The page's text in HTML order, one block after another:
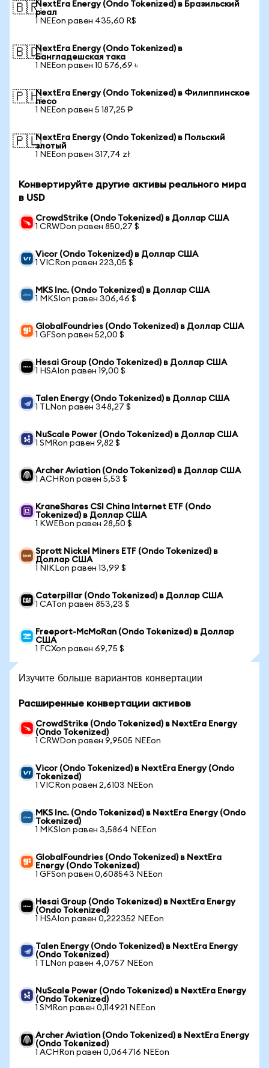
🇧🇷NextEra Energy (Ondo Tokenized) в Бразильский
реал
1 NEEon равен 435,60 R$
🇧🇩NextEra Energy (Ondo Tokenized) в
Бангладешская така
1 NEEon равен 10 576,69 ৳
🇵🇭NextEra Energy (Ondo Tokenized) в Филиппинское
песо
1 NEEon равен 5 187,25 ₱
🇵🇱NextEra Energy (Ondo Tokenized) в Польский
злотый
1 NEEon равен 317,74 zł
Конвертируйте другие активы реального мира
в USD
CrowdStrike (Ondo Tokenized) в Доллар США
1 CRWDon равен 850,27 $
Vicor (Ondo Tokenized) в Доллар США
1 VICRon равен 223,05 $
MKS Inc. (Ondo Tokenized) в Доллар США
1 MKSIon равен 306,46 $
GlobalFoundries (Ondo Tokenized) в Доллар США
1 GFSon равен 52,00 $
Hesai Group (Ondo Tokenized) в Доллар США
1 HSAIon равен 19,00 $
Talen Energy (Ondo Tokenized) в Доллар США
1 TLNon равен 348,27 $
NuScale Power (Ondo Tokenized) в Доллар США
1 SMRon равен 9,82 $
Archer Aviation (Ondo Tokenized) в Доллар США
1 ACHRon равен 5,53 $
KraneShares CSI China Internet ETF (Ondo
Tokenized) в Доллар США
1 KWEBon равен 28,50 $
Sprott Nickel Miners ETF (Ondo Tokenized) в
Доллар США
1 NIKLon равен 13,99 $
Caterpillar (Ondo Tokenized) в Доллар США
1 CATon равен 853,23 $
Freeport-McMoRan (Ondo Tokenized) в Доллар
США
1 FCXon равен 69,75 $
Изучите больше вариантов конвертации
Расширенные конвертации активов
CrowdStrike (Ondo Tokenized) в NextEra Energy
(Ondo Tokenized)
1 CRWDon равен 9,9505 NEEon
Vicor (Ondo Tokenized) в NextEra Energy (Ondo
Tokenized)
1 VICRon равен 2,6103 NEEon
MKS Inc. (Ondo Tokenized) в NextEra Energy (Ondo
Tokenized)
1 MKSIon равен 3,5864 NEEon
GlobalFoundries (Ondo Tokenized) в NextEra
Energy (Ondo Tokenized)
1 GFSon равен 0,608543 NEEon
Hesai Group (Ondo Tokenized) в NextEra Energy
(Ondo Tokenized)
1 HSAIon равен 0,222352 NEEon
Talen Energy (Ondo Tokenized) в NextEra Energy
(Ondo Tokenized)
1 TLNon равен 4,0757 NEEon
NuScale Power (Ondo Tokenized) в NextEra Energy
(Ondo Tokenized)
1 SMRon равен 0,114921 NEEon
Archer Aviation (Ondo Tokenized) в NextEra Energy
(Ondo Tokenized)
1 ACHRon равен 0,064716 NEEon